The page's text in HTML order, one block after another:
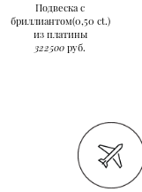
Подвеска с
бриллиантом(0,50 ct.)
из платины
322500 руб.